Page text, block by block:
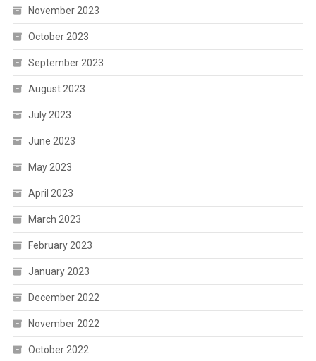
November 2023
October 2023
September 2023
August 2023
July 2023
June 2023
May 2023
April 2023
March 2023
February 2023
January 2023
December 2022
November 2022
October 2022